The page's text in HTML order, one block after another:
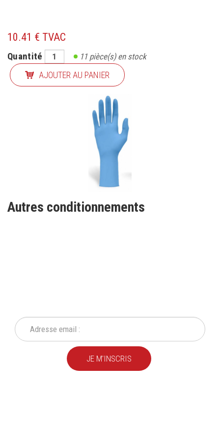
10.41 € TVAC
Quantité 11pièce(s) en stock
AJOUTER AU PANIER
Autres conditionnements
JE M'INSCRIS